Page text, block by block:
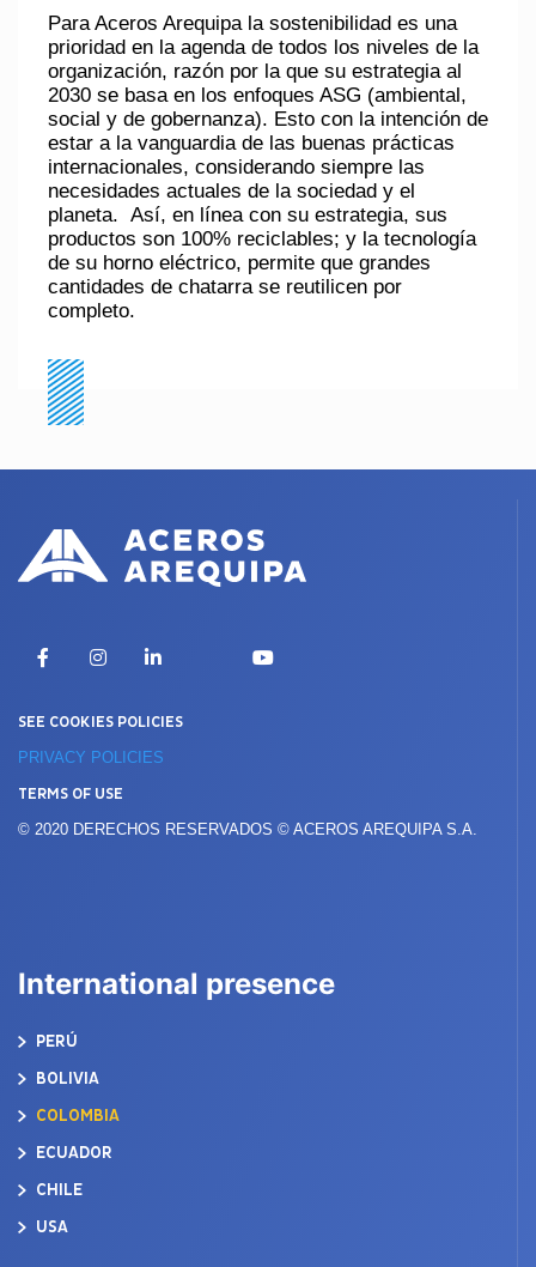
Para Aceros Arequipa la sostenibilidad es una
prioridad en la agenda de todos los niveles de la
organización, razón por la que su estrategia al
2030 se basa en los enfoques ASG (ambiental,
social y de gobernanza). Esto con la intención de
estar a la vanguardia de las buenas prácticas
internacionales, considerando siempre las
necesidades actuales de la sociedad y el
planeta. Así, en línea con su estrategia, sus
productos son 100% reciclables; y la tecnología
de su horno eléctrico, permite que grandes
cantidades de chatarra se reutilicen por
completo.
FacebookInstagramLinkedIn YouTube
SEE COOKIES POLICIES
PRIVACY POLICIES
TERMS OF USE
© 2020 DERECHOS RESERVADOS © ACEROS AREQUIPA S.A.
International presence
PERÚ
BOLIVIA
COLOMBIA
ECUADOR
CHILE
USA